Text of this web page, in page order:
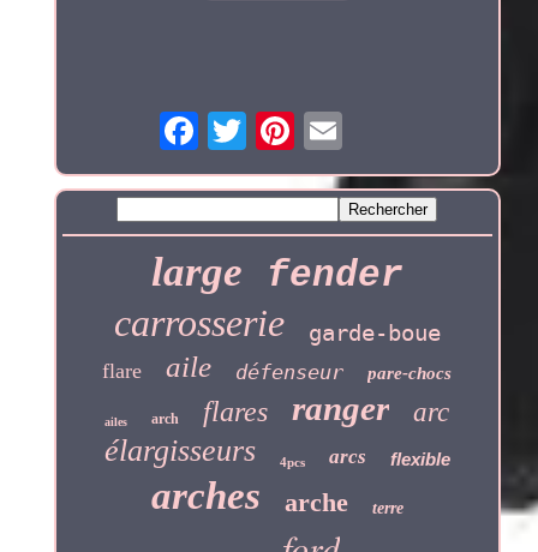
large fender
carrosserie garde-boue
flare aile défenseur pare-chocs
ailes arch flares ranger arc
élargisseurs 4pcs arcs flexible
arches arche terre